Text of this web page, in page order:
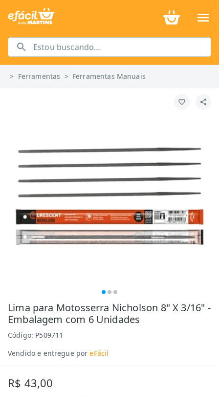
> Ferramentas > Ferramentas Manuais
Lima para Motosserra Nicholson 8" X 3/16" -
Embalagem com 6 Unidades
Código: P509711
Vendido e entregue por eFácil
R$ 43,00